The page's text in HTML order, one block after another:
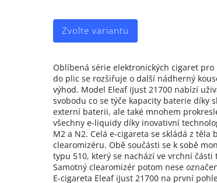
Zvolte variantu
Oblíbená série elektronických cigaret
do plic se rozšiřuje o další nádherný
výhod. Model Eleaf iJust 21700 nabízí
svobodu co se týče kapacity baterie díky
externí baterii, ale také mnohem
všechny e-liquidy díky inovativní
M2 a N2. Celá e-cigareta se skládá z těla
clearomizéru. Obě součásti se k sobě
typu 510, který se nachází ve vrchní části
Samotný clearomizér potom nese
E-cigareta Eleaf iJust 21700 na první